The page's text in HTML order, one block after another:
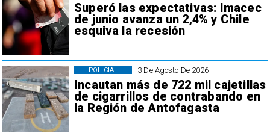
Superó las expectativas: Imacec
de junio avanza un 2,4% y Chile
esquiva la recesión
3 De Agosto De 2026
Incautan más de 722 mil cajetillas
de cigarrillos de contrabando en
la Región de Antofagasta
POLICIAL